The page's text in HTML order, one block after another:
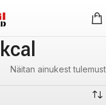
Näitan ainukest tulemust